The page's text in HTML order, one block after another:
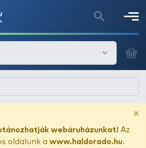
×
webáruházunkat! Az
oldalunk a www.haldorado.hu.